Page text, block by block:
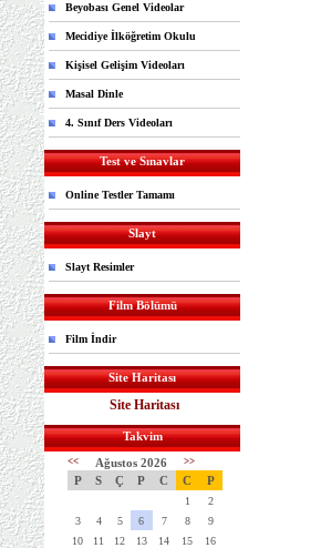
Beyobası Genel Videolar
Mecidiye İlköğretim Okulu
Kişisel Gelişim Videoları
Masal Dinle
4. Sınıf Ders Videoları
Test ve Sınavlar
Online Testler Tamamı
Slayt
Slayt Resimler
Film Bölümü
Film İndir
Site Haritası
Site Haritası
Takvim
<< Ağustos 2026 >>
P S Ç P C C P
1
2
3
4 5 6 7 8
9
10
11 12 13 14 15
16